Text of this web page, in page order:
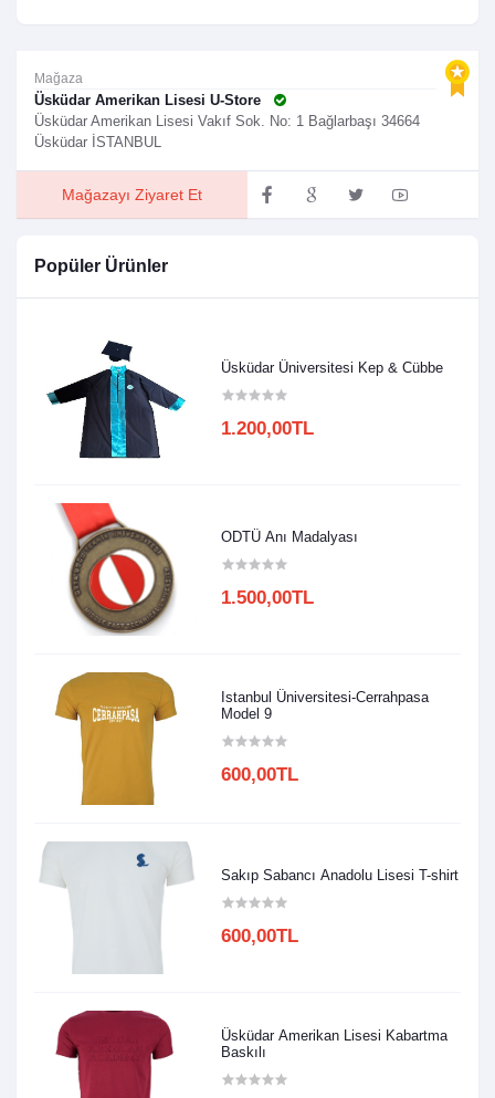
Mağaza
Üsküdar Amerikan Lisesi U-Store
Üsküdar Amerikan Lisesi Vakıf Sok. No: 1 Bağlarbaşı 34664
Üsküdar İSTANBUL
Mağazayı Ziyaret Et
Popüler Ürünler
Üsküdar Üniversitesi Kep & Cübbe
1.200,00TL
ODTÜ Anı Madalyası
1.500,00TL
Istanbul Üniversitesi-Cerrahpasa
Model 9
600,00TL
Sakıp Sabancı Anadolu Lisesi T-shirt
600,00TL
Üsküdar Amerikan Lisesi Kabartma
Baskılı